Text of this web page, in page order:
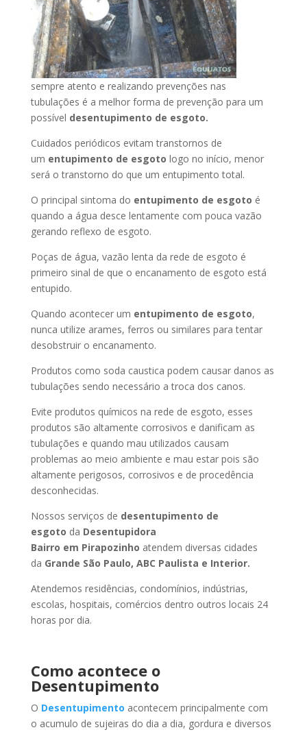
sempre atento e realizando prevenções nas
tubulações é a melhor forma de prevenção para um
possível desentupimento de esgoto.
Cuidados periódicos evitam transtornos de
um entupimento de esgoto logo no início, menor
será o transtorno do que um entupimento total.
O principal sintoma do entupimento de esgoto é
quando a água desce lentamente com pouca vazão
gerando reflexo de esgoto.
Poças de água, vazão lenta da rede de esgoto é
primeiro sinal de que o encanamento de esgoto está
entupido.
Quando acontecer um entupimento de esgoto,
nunca utilize arames, ferros ou similares para tentar
desobstruir o encanamento.
Produtos como soda caustica podem causar danos as
tubulações sendo necessário a troca dos canos.
Evite produtos químicos na rede de esgoto, esses
produtos são altamente corrosivos e danificam as
tubulações e quando mau utilizados causam
problemas ao meio ambiente e mau estar pois são
altamente perigosos, corrosivos e de procedência
desconhecidas.
Nossos serviços de desentupimento de
esgoto da Desentupidora
Bairro em Pirapozinho atendem diversas cidades
da Grande São Paulo, ABC Paulista e Interior.
Atendemos residências, condomínios, indústrias,
escolas, hospitais, comércios dentro outros locais 24
horas por dia.
Como acontece o
Desentupimento
O Desentupimento acontecem principalmente com
o acumulo de sujeiras do dia a dia, gordura e diversos